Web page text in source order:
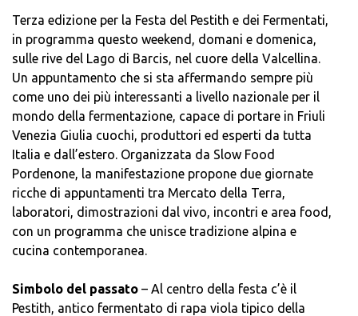
Terza edizione per la Festa del Pestith e dei Fermentati,
in programma questo weekend, domani e domenica,
sulle rive del Lago di Barcis, nel cuore della Valcellina.
Un appuntamento che si sta affermando sempre più
come uno dei più interessanti a livello nazionale per il
mondo della fermentazione, capace di portare in Friuli
Venezia Giulia cuochi, produttori ed esperti da tutta
Italia e dall’estero. Organizzata da Slow Food
Pordenone, la manifestazione propone due giornate
ricche di appuntamenti tra Mercato della Terra,
laboratori, dimostrazioni dal vivo, incontri e area food,
con un programma che unisce tradizione alpina e
cucina contemporanea.
Simbolo del passato – Al centro della festa c’è il
Pestith, antico fermentato di rapa viola tipico della